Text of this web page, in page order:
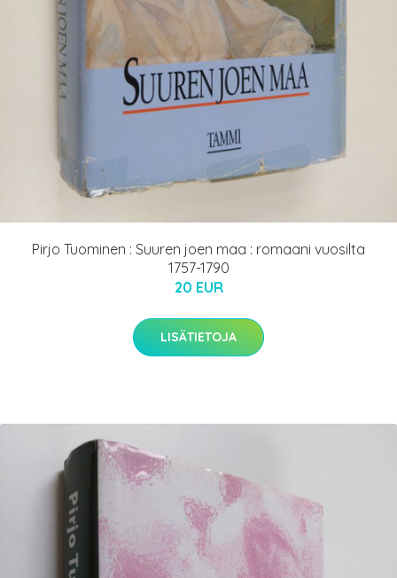
Pirjo Tuominen : Suuren joen maa : romaani vuosilta
1757-1790
20 EUR
LISÄTIETOJA